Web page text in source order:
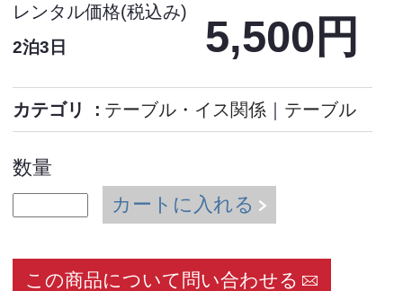
レンタル価格(税込み)
2泊3日 5,500円
カテゴリ テーブル・イス関係 テーブル
数量
カートに入れる
この商品について問い合わせる